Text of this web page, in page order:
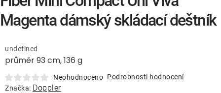
Lavice a houpačky
Lehátka
Doplňky
průměr 93 cm, 136 g
undefined
Neohodnoceno Podrobnosti hodnocení
Značka: Doppler
Magenta dámský skládací deštník